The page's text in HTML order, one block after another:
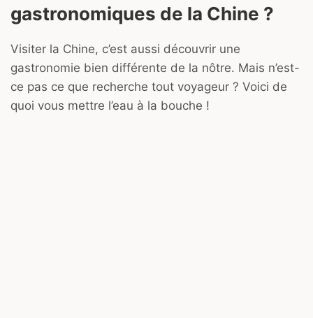
gastronomiques de la Chine ?
Visiter la Chine, c’est aussi découvrir une
gastronomie bien différente de la nôtre. Mais n’est-
ce pas ce que recherche tout voyageur ? Voici de
quoi vous mettre l’eau à la bouche !